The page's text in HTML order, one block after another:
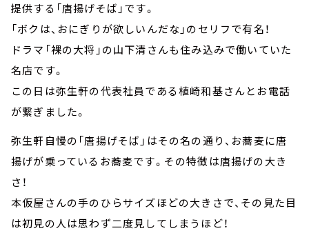
提供する「唐揚げそば」です。
「ボクは、おにぎりが欲しいんだな」のセリフで有名！
ドラマ「裸の大将」の山下清さんも住み込みで働いていた
名店です。
この日は弥生軒の代表社員である植崎和基さんとお電話
が繋ぎました。
弥生軒自慢の「唐揚げそば」はその名の通り、お蕎麦に唐
揚げが乗っているお蕎麦です。その特徴は唐揚げの大き
さ！
本仮屋さんの手のひらサイズほどの大きさで、その見た目
は初見の人は思わず二度見してしまうほど！